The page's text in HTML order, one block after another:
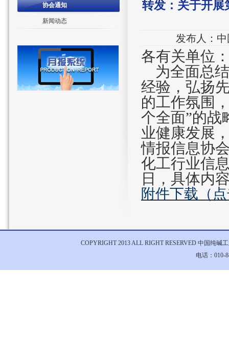
协会通知
新闻动态
转发：关于开展
发布人：
各有关单位
为全面总结
经验，弘扬
的工作氛围
个全面”的战
业健康发展
情报信息协
化工行业信
日，具体内
附件下载（
COPYRIGHT 2013 ALL RIGHT RESERVED 中国纯碱
电话：010-